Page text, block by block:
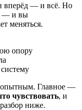
вперёд — и всё. Но
— и вы
меняться.
опору
опытным. Главное —
чувствовать, и
ниже.